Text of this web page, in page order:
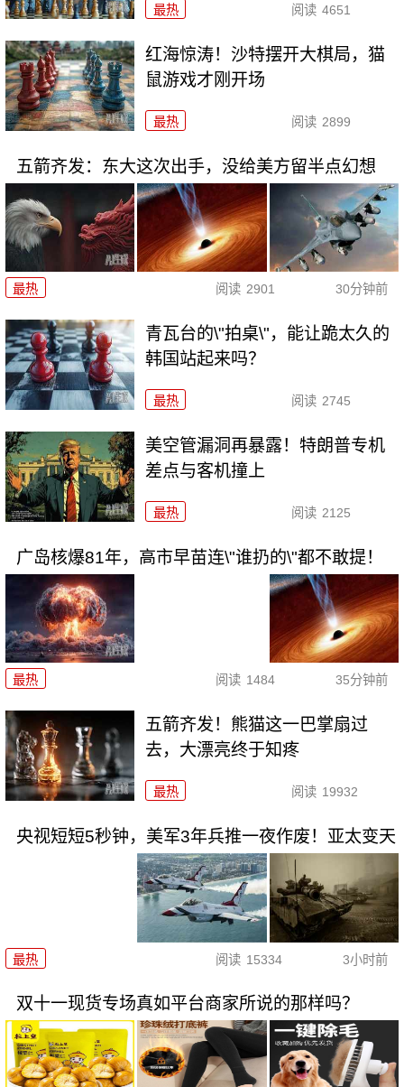
最热 阅读 4651
红海惊涛！沙特摆开大棋局，猫
鼠游戏才刚开场
最热 阅读 2899
五箭齐发：东大这次出手，没给美方留半点幻想
最热 阅读 2901 30分钟前
青瓦台的\"拍桌\"，能让跪太久的
韩国站起来吗？
最热 阅读 2745
美空管漏洞再暴露！特朗普专机
差点与客机撞上
最热 阅读 2125
广岛核爆81年，高市早苗连\"谁扔的\"都不敢提！
最热 阅读 1484 35分钟前
五箭齐发！熊猫这一巴掌扇过
去，大漂亮终于知疼
最热 阅读 19932
央视短短5秒钟，美军3年兵推一夜作废！亚太变天
最热 阅读 15334 3小时前
双十一现货专场真如平台商家所说的那样吗？